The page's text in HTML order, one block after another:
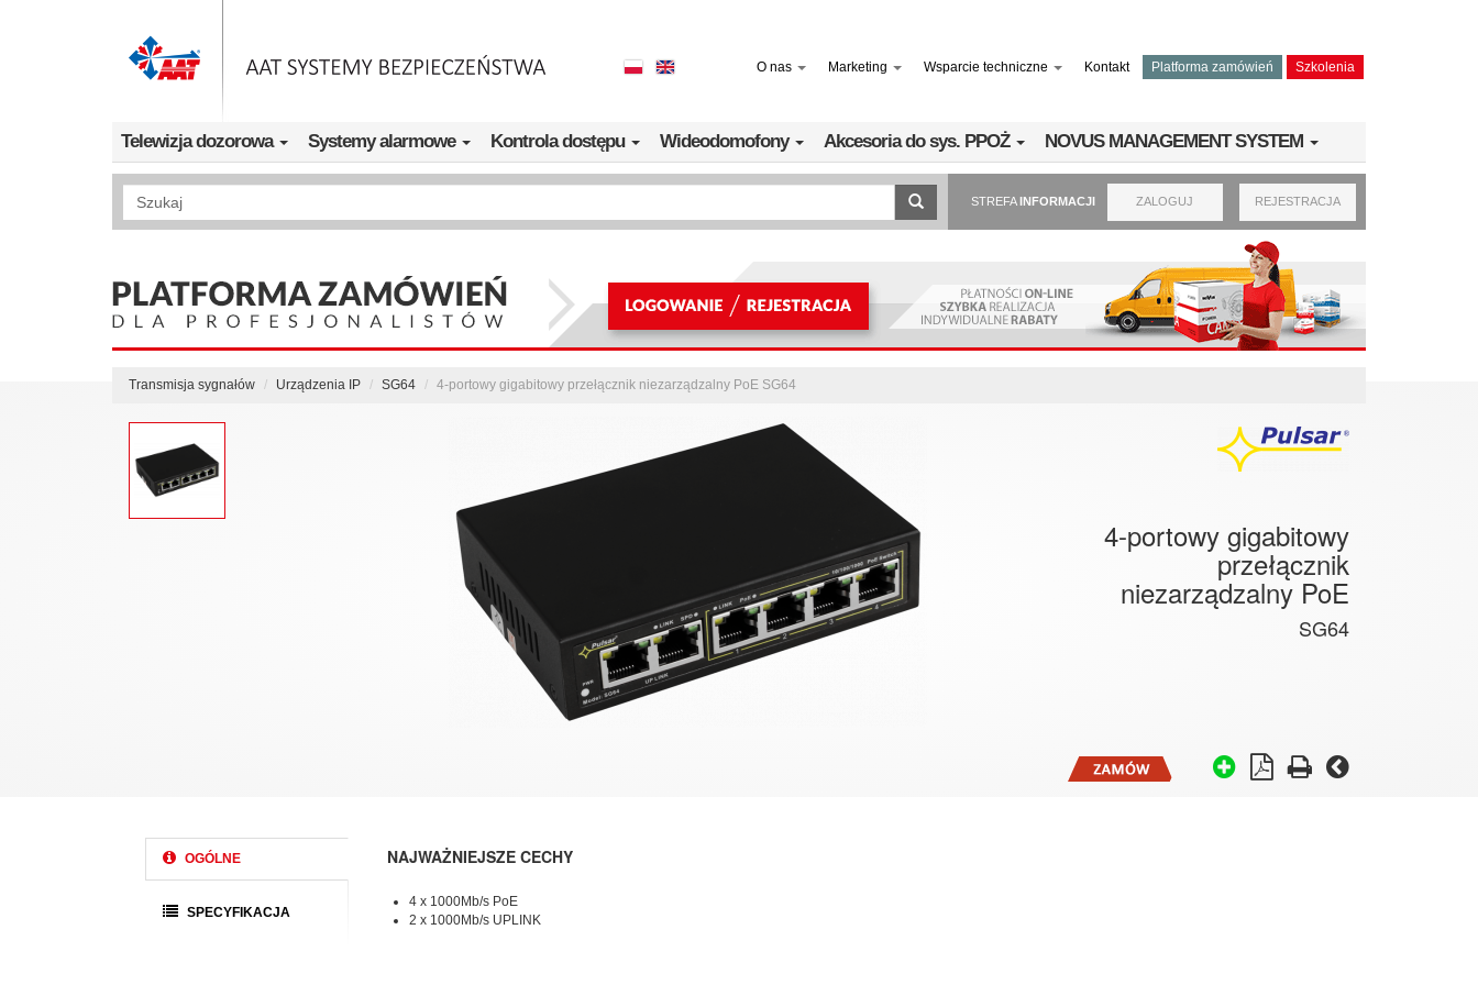
O nas Marketing Wsparcie techniczne Kontakt Platforma zamówień Szkolenia
Telewizja dozorowa Systemy alarmowe Kontrola dostępu Wideodomofony Akcesoria do sys. PPOŻ NOVUS MANAGEMENT SYSTEM
Wyszukiwanie pełnotekstowe STREFAINFORMACJI ZALOGUJ REJESTRACJA
Transmisja sygnałów Urządzenia IP SG64 4-portowy gigabitowy przełącznik niezarządzalny PoE SG64
4-portowy gigabitowy
przełącznik
niezarządzalny PoE
SG64
OGÓLNE
SPECYFIKACJA
NAJWAŻNIEJSZE CECHY
4 x 1000Mb/s PoE
2 x 1000Mb/s UPLINK